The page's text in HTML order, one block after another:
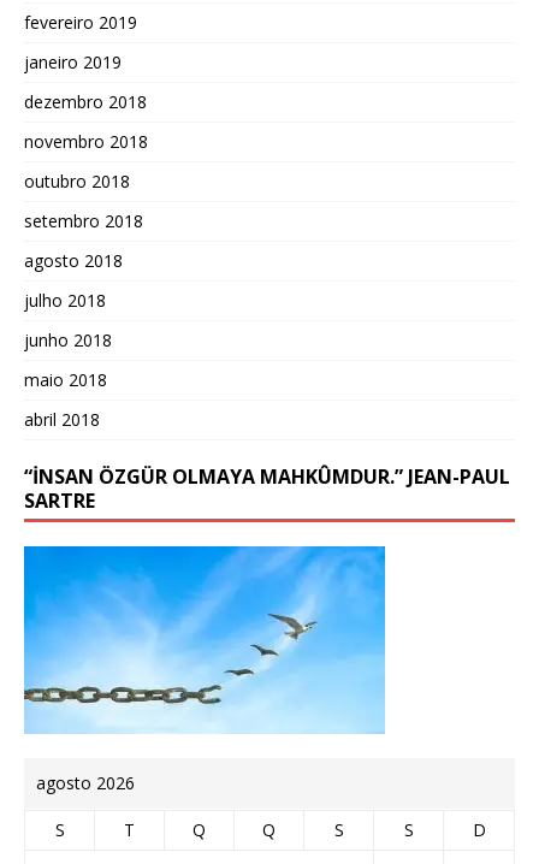
fevereiro 2019
janeiro 2019
dezembro 2018
novembro 2018
outubro 2018
setembro 2018
agosto 2018
julho 2018
junho 2018
maio 2018
abril 2018
“İNSAN ÖZGÜR OLMAYA MAHKÛMDUR.” JEAN-PAUL
SARTRE
agosto 2026
S T Q Q S S
D